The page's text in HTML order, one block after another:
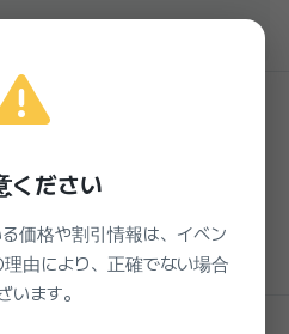
ント
ボトックス
2027.03.27
ください
価格や割引情報は、イベン
由により、正確でない場合
います。